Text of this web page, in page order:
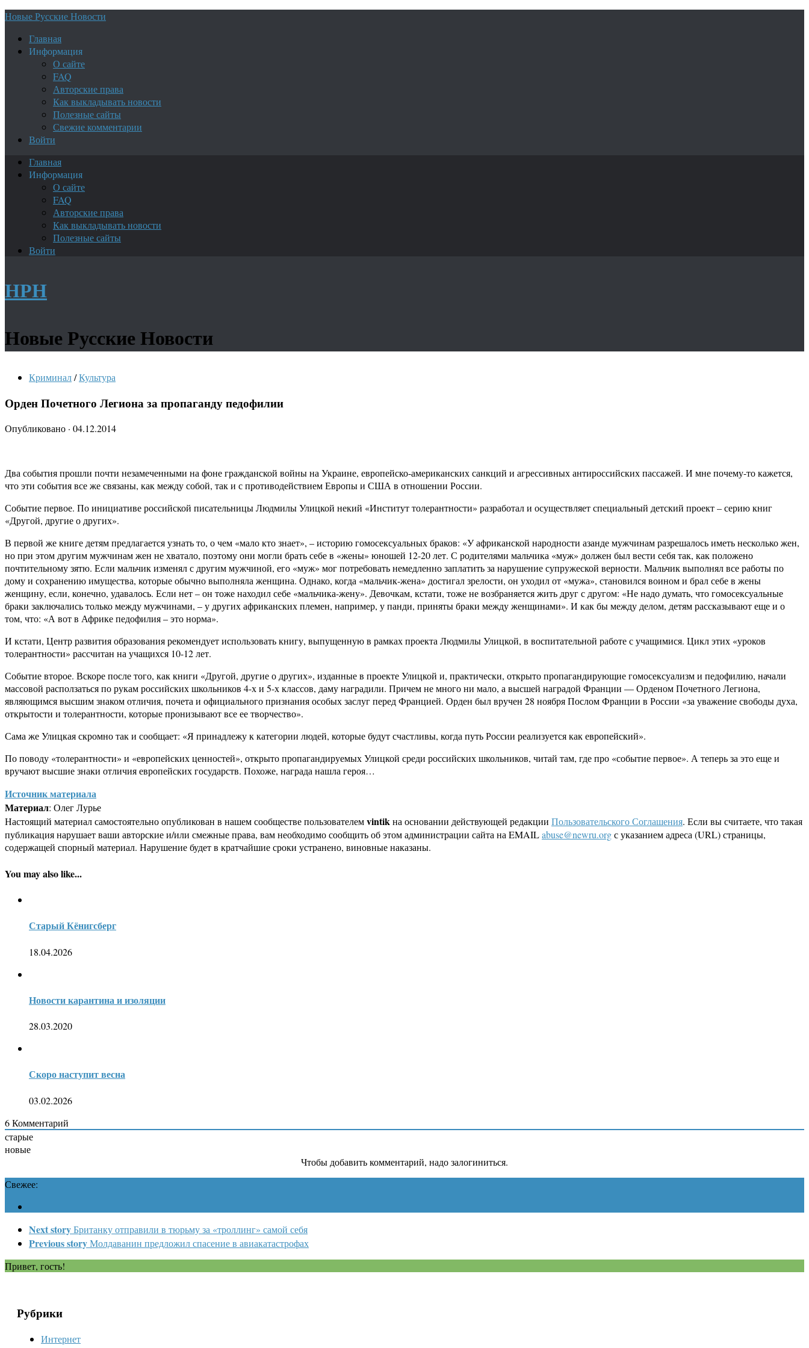
Новые Русские Новости
Главная
Информация
О сайте
FAQ
Авторские права
Как выкладывать новости
Полезные сайты
Свежие комментарии
Войти
Главная
Информация
О сайте
FAQ
Авторские права
Как выкладывать новости
Полезные сайты
Войти
НРН
Новые Русские Новости
Криминал/Культура
Орден Почетного Легиона за пропаганду педофилии
Опубликовано · 04.12.2014
Два события прошли почти незамеченными на фоне гражданской войны на Украине, европейско-американских санкций и агрессивных антироссийских пассажей. И мне почему-то кажется,
что эти события все же связаны, как между собой, так и с противодействием Европы и США в отношении России.
Событие первое. По инициативе российской писательницы Людмилы Улицкой некий «Институт толерантности» разработал и осуществляет специальный детский проект – серию книг
«Другой, другие о других».
В первой же книге детям предлагается узнать то, о чем «мало кто знает», – историю гомосексуальных браков: «У африканской народности азанде мужчинам разрешалось иметь несколько жен,
но при этом другим мужчинам жен не хватало, поэтому они могли брать себе в «жены» юношей 12-20 лет. С родителями мальчика «муж» должен был вести себя так, как положено
почтительному зятю. Если мальчик изменял с другим мужчиной, его «муж» мог потребовать немедленно заплатить за нарушение супружеской верности. Мальчик выполнял все работы по
дому и сохранению имущества, которые обычно выполняла женщина. Однако, когда «мальчик-жена» достигал зрелости, он уходил от «мужа», становился воином и брал себе в жены
женщину, если, конечно, удавалось. Если нет – он тоже находил себе «мальчика-жену». Девочкам, кстати, тоже не возбраняется жить друг с другом: «Не надо думать, что гомосексуальные
браки заключались только между мужчинами, – у других африканских племен, например, у панди, приняты браки между женщинами». И как бы между делом, детям рассказывают еще и о
том, что: «А вот в Африке педофилия – это норма».
И кстати, Центр развития образования рекомендует использовать книгу, выпущенную в рамках проекта Людмилы Улицкой, в воспитательной работе с учащимися. Цикл этих «уроков
толерантности» рассчитан на учащихся 10-12 лет.
Событие второе. Вскоре после того, как книги «Другой, другие о других», изданные в проекте Улицкой и, практически, открыто пропагандирующие гомосексуализм и педофилию, начали
массовой расползаться по рукам российских школьников 4-х и 5-х классов, даму наградили. Причем не много ни мало, а высшей наградой Франции — Орденом Почетного Легиона,
являющимся высшим знаком отличия, почета и официального признания особых заслуг перед Францией. Орден был вручен 28 ноября Послом Франции в России «за уважение свободы духа,
открытости и толерантности, которые пронизывают все ее творчество».
Сама же Улицкая скромно так и сообщает: «Я принадлежу к категории людей, которые будут счастливы, когда путь России реализуется как европейский».
По поводу «толерантности» и «европейских ценностей», открыто пропагандируемых Улицкой среди российских школьников, читай там, где про «событие первое». А теперь за это еще и
вручают высшие знаки отличия европейских государств. Похоже, награда нашла героя…
Источник материала
Материал: Олег Лурье
Настоящий материал самостоятельно опубликован в нашем сообществе пользователемvintikна основании действующей редакции Пользовательского Соглашения. Если вы считаете, что такая
публикация нарушает ваши авторские и/или смежные права, вам необходимо сообщить об этом администрации сайта на EMAILabuse@newru.orgс указанием адреса (URL) страницы,
содержащей спорный материал. Нарушение будет в кратчайшие сроки устранено, виновные наказаны.
You may also like...
Старый Кёнигсберг
18.04.2026
Новости карантина и изоляции
28.03.2020
Скоро наступит весна
03.02.2026
6Комментарий
старые
новые
Чтобы добавить комментарий, надо залогиниться.
Свежее:
Next storyБританку отправили в тюрьму за «троллинг» самой себя
Previous storyМолдаванин предложил спасение в авиакатастрофах
Привет, гость!
Рубрики
Интернет